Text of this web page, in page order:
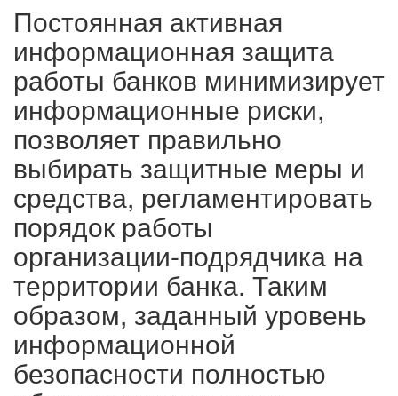
Постоянная активная
информационная защита
работы банков минимизирует
информационные риски,
позволяет правильно
выбирать защитные меры и
средства, регламентировать
порядок работы
организации-подрядчика на
территории банка. Таким
образом, заданный уровень
информационной
безопасности полностью